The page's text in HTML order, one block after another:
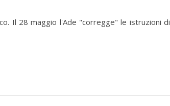
Il 28 maggio l'Ade "corregge" le istruzioni di